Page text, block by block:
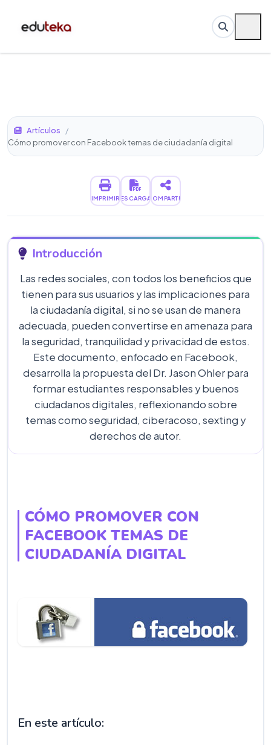
Artículos
/
Cómo promover con Facebook temas de ciudadanía digital
IMPRIMIRDESCARGARCOMPARTIR
Introducción
Las redes sociales, con todos los beneficios que
tienen para sus usuarios y las implicaciones para
la ciudadanía digital, si no se usan de manera
adecuada, pueden convertirse en amenaza para
la seguridad, tranquilidad y privacidad de estos.
Este documento, enfocado en Facebook,
desarrolla la propuesta del Dr. Jason Ohler para
formar estudiantes responsables y buenos
ciudadanos digitales, reflexionando sobre
temas como seguridad, ciberacoso, sexting y
derechos de autor.
CÓMO PROMOVER CON
FACEBOOK TEMAS DE
CIUDADANÍA DIGITAL
En este artículo: